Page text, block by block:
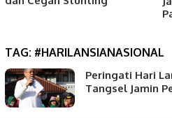
TAG: #HARILANSIANASIONAL
Peringati Hari
Tangsel Jamin